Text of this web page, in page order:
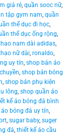
giá rẻ, quần sooc nữ,
tập gym nam, quần
thể dục đi học,
thể dục ống rộng,
nam dài adidas,
nữ dài, ronaldo,
uy tín, shop bán áo
, shop bán bóng
, shop bán phụ kiện
lông, shop quần áo
kế áo bóng đá bình
bóng đá uy tín,
, sugar baby, suger
đá, thiết kế áo cầu